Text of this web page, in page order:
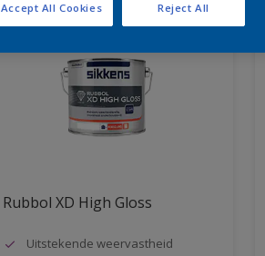
Rubbol XD High Gloss
Uitstekende weervastheid
Reject All
Accept All Cookies